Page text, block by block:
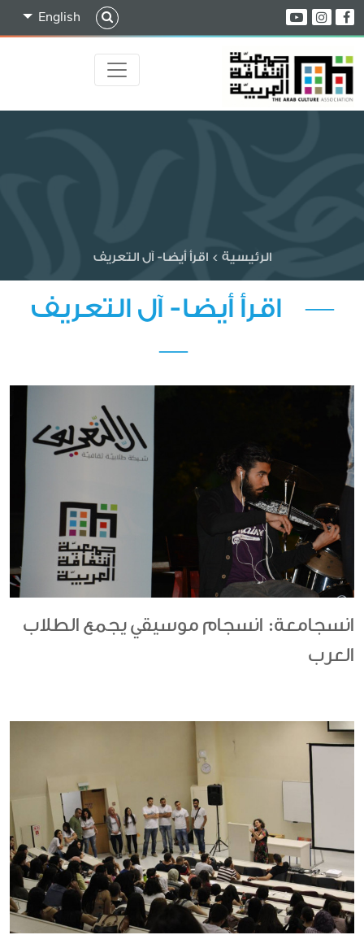
English
الرئيسية >اقرأ أيضا- آل التعريف
— اقرأ أيضا- آل التعريف
—
انسجامعة: انسجام موسيقي يجمع الطلاب
العرب